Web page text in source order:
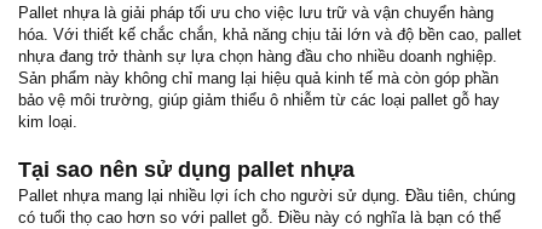
Pallet nhựa là giải pháp tối ưu cho việc lưu trữ và vận chuyển hàng
hóa. Với thiết kế chắc chắn, khả năng chịu tải lớn và độ bền cao, pallet
nhựa đang trở thành sự lựa chọn hàng đầu cho nhiều doanh nghiệp.
Sản phẩm này không chỉ mang lại hiệu quả kinh tế mà còn góp phần
bảo vệ môi trường, giúp giảm thiểu ô nhiễm từ các loại pallet gỗ hay
kim loại.
Tại sao nên sử dụng pallet nhựa
Pallet nhựa mang lại nhiều lợi ích cho người sử dụng. Đầu tiên, chúng
có tuổi thọ cao hơn so với pallet gỗ. Điều này có nghĩa là bạn có thể